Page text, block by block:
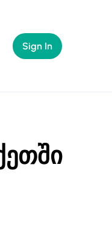
Sign In